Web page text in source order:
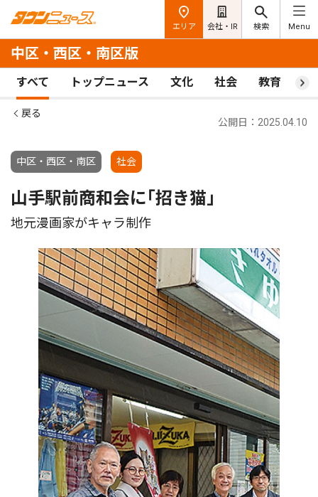
エリア 会社・IR 検索 Menu
中区・西区・南区版
すべて トップニュース 文化 社会 教育 ス
戻る
中区・西区・南区 社会
公開日：2025.04.10
山手駅前商和会に｢招き猫｣
地元漫画家がキャラ制作